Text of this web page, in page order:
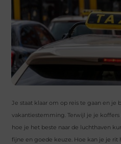
Je staat klaar om op reis te gaan en je
vakantiestemming. Terwijl je je
hoe je het beste naar de luchthaven
fijne en goede keuze. Hoe kan je je rit